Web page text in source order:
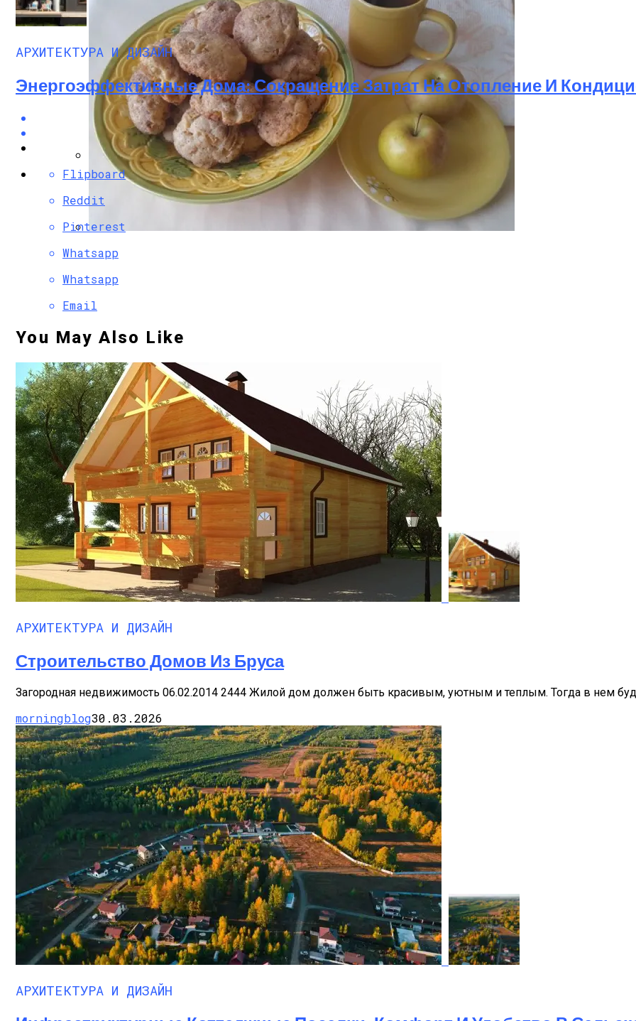
Дом С Оптимальным Распределением Влажных Зон Для Комфорта
Секреты Домашней Выпечки: Творожное Печенье С Яблоками Для Идеального Чаепития
АРХИТЕКТУРА И ДИЗАЙН
Энергоэффективные Дома: Сокращение Затрат На Отопление И
Flipboard
Reddit
Pinterest
Whatsapp
Whatsapp
Email
You May Also Like
АРХИТЕКТУРА И ДИЗАЙН
Строительство Домов Из Бруса
Загородная недвижимость 06.02.2014 2444 Жилой дом должен быть красивым, уютным и теплым. Тогда в нем
morningblog30.03.2026
АРХИТЕКТУРА И ДИЗАЙН